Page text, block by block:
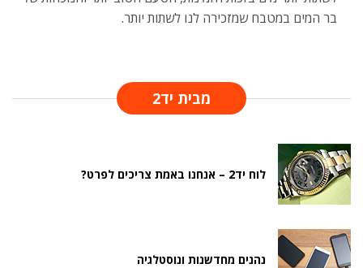
בר המים במטבח שמזכירה לנו לשתות יותר.
מבית יד2
לוח יד2 – אנחנו באמת צריכים לפרט?
נהנים מחדשנות ונוסטלגיה